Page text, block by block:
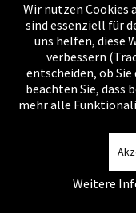
Wir nutzen Cookies
sind essenziell für
uns helfen, diese
verbessern
entscheiden, ob
beachten Sie, dass
mehr alle
Weitere